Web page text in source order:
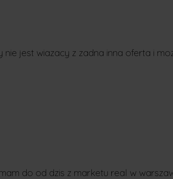
jest wiazacy z zadna inna oferta i
do od dzis z marketu real w